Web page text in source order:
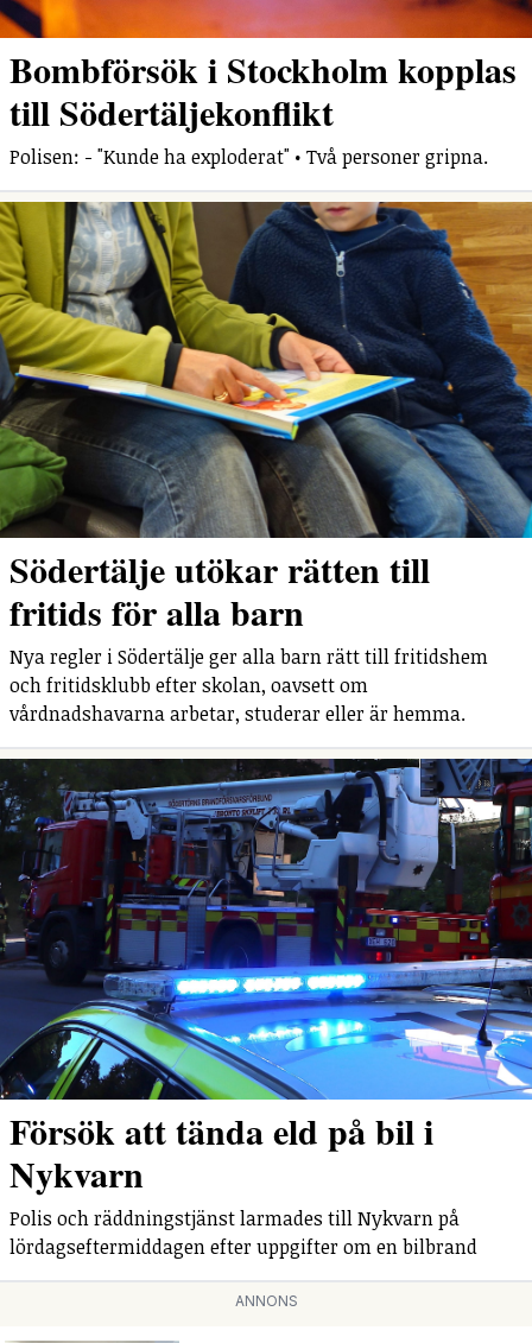
Bombförsök i Stockholm kopplas
till Södertäljekonflikt
Polisen: - "Kunde ha exploderat" • Två personer gripna.
Södertälje utökar rätten till
fritids för alla barn
Nya regler i Södertälje ger alla barn rätt till fritidshem
och fritidsklubb efter skolan, oavsett om
vårdnadshavarna arbetar, studerar eller är hemma.
Försök att tända eld på bil i
Nykvarn
Polis och räddningstjänst larmades till Nykvarn på
lördagseftermiddagen efter uppgifter om en bilbrand
ANNONS